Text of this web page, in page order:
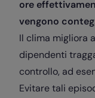
ore
vengono
Il clima migliora
dipendenti
controllo, ad
Evitare tali